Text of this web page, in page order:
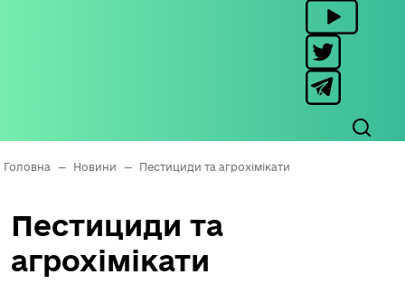
Головна — Новини — Пестициди та агрохімікати
Пестициди та
агрохімікати